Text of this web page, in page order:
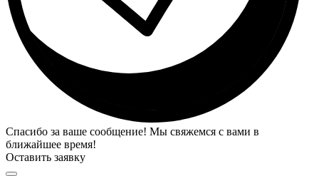
Спасибо за ваше сообщение! Мы свяжемся с вами в
ближайшее время!
Оставить заявку